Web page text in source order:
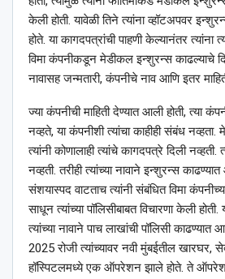
केली होती. यावेळी तिने त्यांना व्हॉटअपवर
होते. या कागदपत्रांची पाहणी केल्यानंतर त्यांना
विमा कंपनीकडून मेडीकल इन्शुरन्स काढल्याचे
नावासह जन्मतारी, कंपनीचे नाव आणि इतर
ज्या कंपनीची माहिती देण्यात आली होती, त्या
नव्हते, या कंपनीशी त्यांचा काहीही संबंध
त्यांनी कोणालाही त्यांचे कागदपत्रे दिली
नव्हती. तरीही त्यांच्या नावाने इन्शुरन्स
संशयास्पद वाटताच त्यांनी संबंधित विमा
साधून त्यांच्या पॉलिसीबाबत विचारणा केली
त्यांच्या नावाने पाच लाखांची पॉलिसी काढण्यात
2025 रोजी त्यांच्यावर नवी मुंबईतील खारघर,
हॉस्पिटलमध्ये एक ऑपरेशन झाले होते. ते